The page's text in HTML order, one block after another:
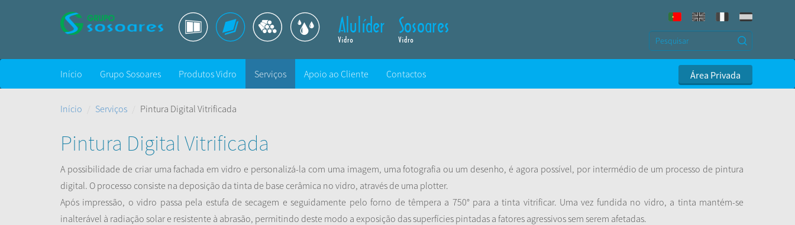
Área Privada
Início Grupo Sosoares Produtos Vidro Serviços Apoio ao Cliente Contactos
Início Serviços Pintura Digital Vitrificada
Pintura Digital Vitrificada
A possibilidade de criar uma fachada em vidro e personalizá-la com uma imagem, uma fotografia ou um desenho, é agora possível, por intermédio de um processo de pintura
digital. O processo consiste na deposição da tinta de base cerâmica no vidro, através de uma plotter.
Após impressão, o vidro passa pela estufa de secagem e seguidamente pelo forno de têmpera a 750° para a tinta vitrificar. Uma vez fundida no vidro, a tinta mantém-se
inalterável à radiação solar e resistente à abrasão, permitindo deste modo a exposição das superfícies pintadas a fatores agressivos sem serem afetadas.